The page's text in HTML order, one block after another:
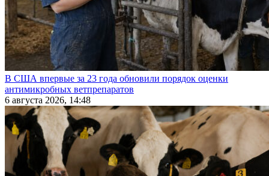
В США впервые за 23 года обновили порядок оценки
антимикробных ветпрепаратов
6 августа 2026, 14:48